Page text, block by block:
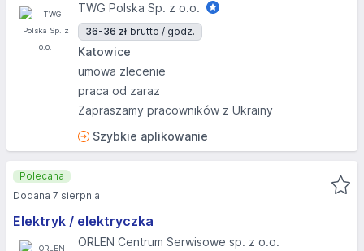
TWG Polska Sp. z o.o.
36-36 zł brutto / godz.
Katowice
umowa zlecenie
praca od zaraz
Zapraszamy pracowników z Ukrainy
Szybkie aplikowanie
Elektryk / elektryczka
ORLEN Centrum Serwisowe sp. z o.o.
Polecana
Dodana 7 sierpnia